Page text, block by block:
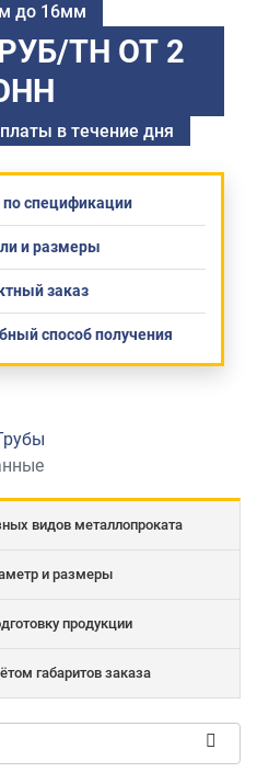
до 16мм
ТН ОТ 2
в течение дня
спецификации
и размеры
заказ
способ получения
видов металлопроката
и размеры
продукции
габаритов заказа